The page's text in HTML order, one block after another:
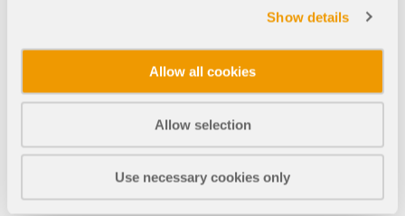
Show details
Allow all cookies
Allow selection
Use necessary cookies only
Zařízení na
výrobu a
skladování
cukrářských
výrobků v
Montbertu,
Francie